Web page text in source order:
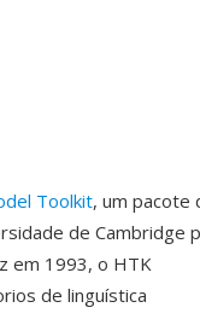
Toolkit, um pacote
de Cambridge
em 1993, o HTK
de linguística